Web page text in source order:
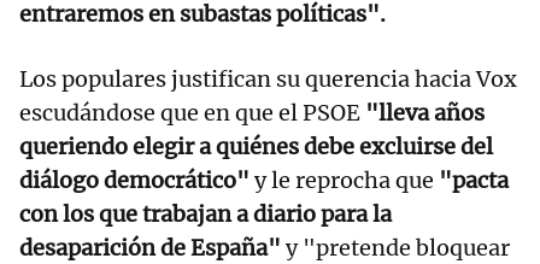
entraremos en subastas políticas".
Los populares justifican su querencia hacia Vox
escudándose que en que el PSOE "lleva años
queriendo elegir a quiénes debe excluirse del
diálogo democrático" y le reprocha que "pacta
con los que trabajan a diario para la
desaparición de España" y "pretende bloquear